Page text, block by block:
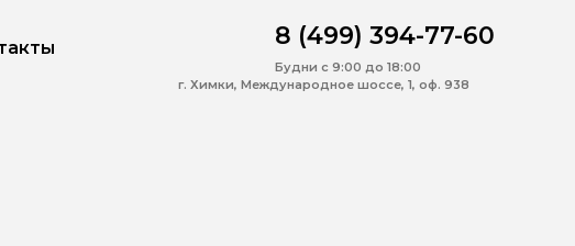
8 (499) 394-77-60
Будни с 9:00 до 18:00
г. Химки, Международное шоссе, 1, оф. 938